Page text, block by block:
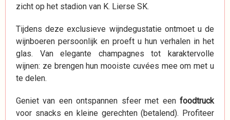
zicht op het stadion van K. Lierse SK.
Tijdens deze exclusieve wijndegustatie ontmoet u de
wijnboeren persoonlijk en proeft u hun verhalen in het
glas. Van elegante champagnes tot karaktervolle
wijnen: ze brengen hun mooiste cuvées mee om met u
te delen.
Geniet van een ontspannen sfeer met een foodtruck
voor snacks en kleine gerechten (betalend). Profiteer